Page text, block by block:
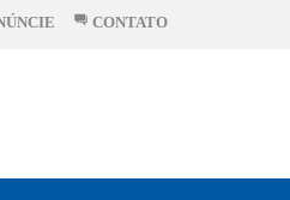
CONTATO